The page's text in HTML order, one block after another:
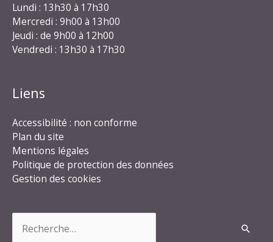
Lundi : 13h30 à 17h30
Mercredi : 9h00 à 13h00
Jeudi : de 9h00 à 12h00
Vendredi : 13h30 à 17h30
Liens
Accessibilité : non conforme
Plan du site
Mentions légales
Politique de protection des données
Gestion des cookies